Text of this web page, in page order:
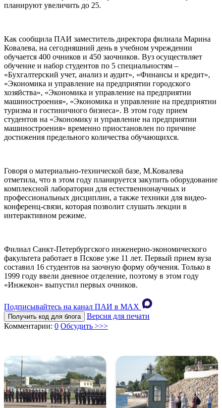
планируют увеличить до 25.
Как сообщила ПАИ заместитель директора филиала Марина
Ковалева, на сегодняшний день в учебном учреждении
обучается 400 очников и 450 заочников. Вуз осуществляет
обучение и набор студентов по 5 специальностям –
«Бухгалтерский учет, анализ и аудит», «Финансы и кредит»,
«Экономика и управление на предприятии городского
хозяйства», «Экономика и управление на предприятии
машиностроения», «Экономика и управление на предприятии
туризма и гостиничного бизнеса». В этом году прием
студентов на «Экономику и управление на предприятии
машиностроения» временно приостановлен по причине
достижения предельного количества обучающихся.
Говоря о материально-технической базе, М.Ковалева
отметила, что в этом году планируется закупить оборудование
комплексной лаборатории для естественнонаучных и
профессиональных дисциплин, а также техники для видео-
конференц-связи, которая позволит слушать лекции в
интерактивном режиме.
Филиал Санкт-Петербургского инженерно-экономического
факультета работает в Пскове уже 11 лет. Первый прием вуза
составил 16 студентов на заочную форму обучения. Только в
1999 году ввели дневное отделение, поэтому в этом году
«Инжекон» выпустил первых очников.
Подписывайтесь на канал ПАИ в MAХ
Получить код для блога
Версия для печати
Комментарии: 0 Обсудить >>>